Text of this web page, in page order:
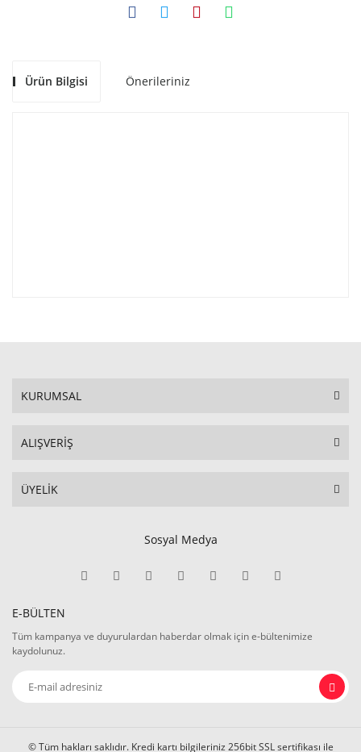
Ürün Bilgisi Önerileriniz
KURUMSAL
ALIŞVERİŞ
ÜYELİK
Sosyal Medya
E-BÜLTEN
Tüm kampanya ve duyurulardan haberdar olmak için e-bültenimize
kaydolunuz.
© Tüm hakları saklıdır. Kredi kartı bilgileriniz 256bit SSL sertifikası ile